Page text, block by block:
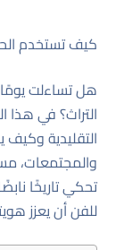
كيف تستخدم
هل تساءلت
التراث؟ في
التقليدية
والمجتمعات،
تحكي تاريخًا
للفن أن يعزز